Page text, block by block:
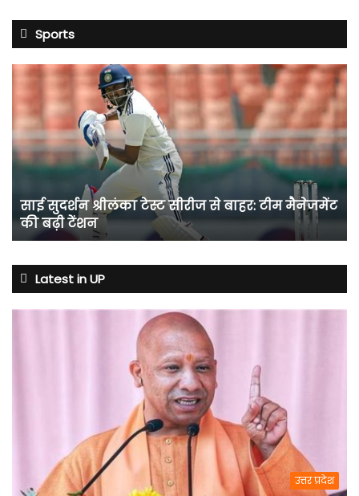
Sports
साई
श्रीलंका
टेस्ट
सीरीज
से
मैनेजमेंट
की
बढ़ी
साई सुदर्शन श्रीलंका टेस्ट सीरीज से बाहर: टीम मैनेजमेंट
की बढ़ी टेंशन
Latest in UP
उत्तर प्रदेश